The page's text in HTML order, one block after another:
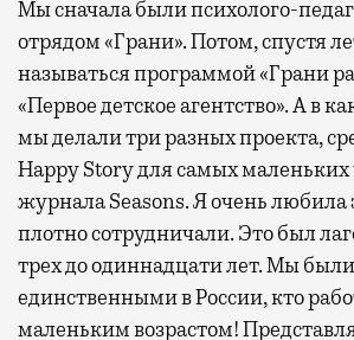
Мы сначала были психолого-
отрядом «Грани». Потом, спустя
называться программой «Грани
«Первое детское агентство». А в
мы делали три разных проекта,
Happy Story для самых маленьких
журнала Seasons. Я очень
плотно сотрудничали. Это был
трех до одиннадцати лет. Мы были
единственными в России, кто
маленьким возрастом!